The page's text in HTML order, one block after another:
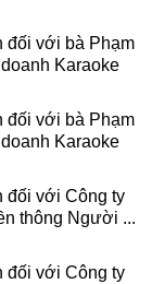
đối với bà Phạm
Karaoke
đối với bà Phạm
Karaoke
đối với Công ty
thông Người ...
đối với Công ty